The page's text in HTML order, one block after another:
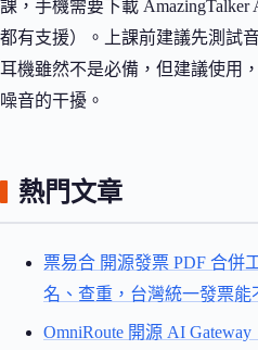
課，手機需要下載 AmazingTalker
都有支援）。上課前建議先測試
耳機雖然不是必備，但建議使用
噪音的干擾。
熱門文章
票易合 開源發票 PDF 合併
名、查重，台灣統一發票能
OmniRoute 開源 AI